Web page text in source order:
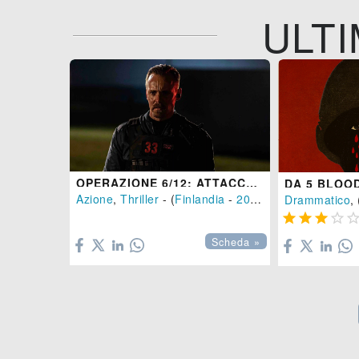
OPERAZIONE 6/12: ATTACCO AL PRESIDENTE
Azione, Thriller - (Finlandia - 2021
), 119 min.
Scheda »
Drammatico,
    